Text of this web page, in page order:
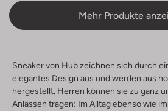
Mehr Produkte
Sneaker von Hub zeichnen sich durch
elegantes Design aus und werden aus
hergestellt. Herren können sie zu ganz
Anlässen tragen: Im Alltag ebenso wie